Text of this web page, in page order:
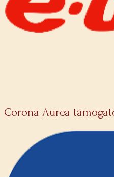
Corona Aurea